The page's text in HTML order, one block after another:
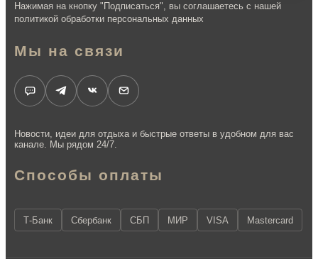
Способы оплаты
Т-Банк Сбербанк СБП МИР VISA Mastercard
Мы на связи
Новости, идеи для отдыха и быстрые ответы в удобном для вас
канале. Мы рядом 24/7.
Нажимая на кнопку "Подписаться", вы соглашаетесь с нашей
политикой обработки персональных данных